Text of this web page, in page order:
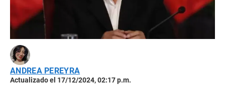
ANDREA PEREYRA
Actualizado el 17/12/2024, 02:17 p.m.